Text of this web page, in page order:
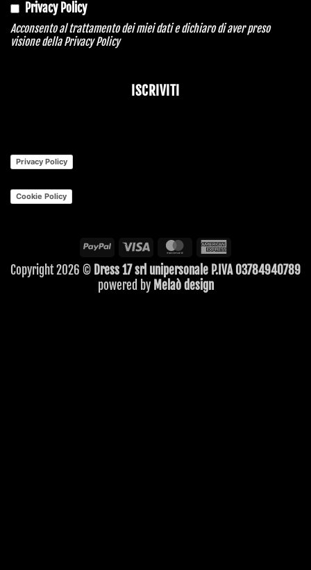
Privacy Policy
Acconsento al trattamento dei miei dati e dichiaro di aver preso
visione dellaPrivacy Policy
ISCRIVITI
Privacy Policy
Cookie Policy
PayPal Visa MasterCard
Express
Copyright 2026 © Dress 17 srl unipersonale P.IVA 03784940789
powered by Melaò design